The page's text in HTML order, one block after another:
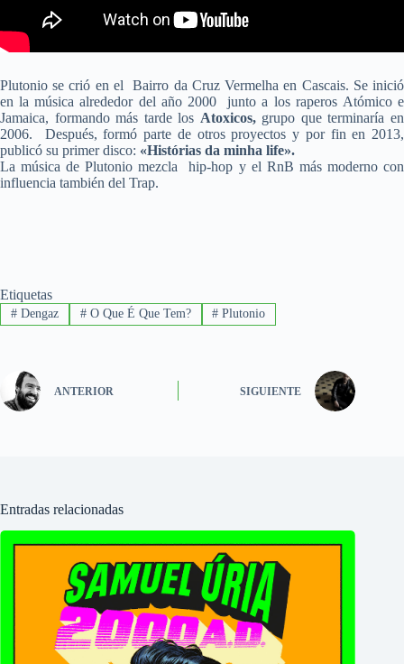
Plutonio se crió en el Bairro da Cruz Vermelha en Cascais. Se inició
en la música alrededor del año 2000 junto a los raperos Atómico e
Jamaica, formando más tarde los Atoxicos,grupo que terminaría en
2006. Después, formó parte de otros proyectos y por fin en 2013,
publicó su primer disco: «Histórias da minha life».
La música de Plutonio mezcla hip-hop y el RnB más moderno con
influencia también del Trap.
Etiquetas
#Dengaz #O Que É Que Tem? # Plutonio
ANTERIOR SIGUIENTE
Entradas relacionadas